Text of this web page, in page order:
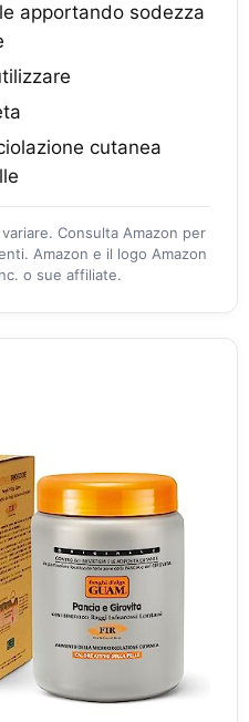
apportando sodezza
cutanea
Consulta Amazon per
Amazon e il logo Amazon
o sue affiliate.